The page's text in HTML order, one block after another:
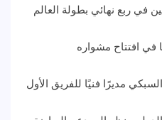
في ربع نهائي بطولة العالم
في افتتاح مشواره
مديرًا فنيًا للفريق الأول